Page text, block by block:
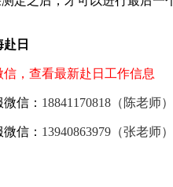
赴日
信，查看最新赴日工作信息
信： 18841170818（陈老师）
信： 13940863979（张老师）